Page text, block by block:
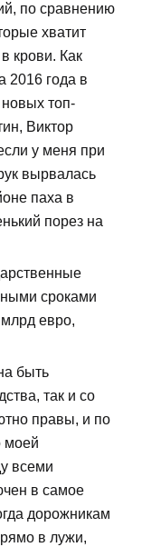
по сравнению
хватит
крови. Как
2016 года в
топ-
Виктор
у меня при
вырвалась
паха в
порез на
сроками
евро,
быть
так и со
правы, и по
моей
всеми
в самое
дорожникам
в лужи,